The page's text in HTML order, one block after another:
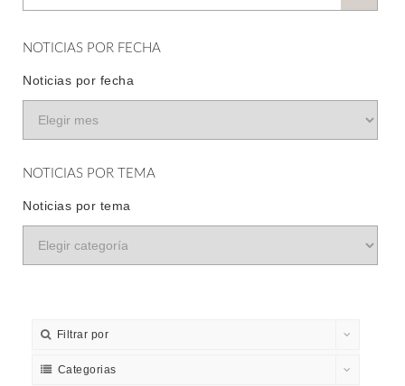
NOTICIAS POR FECHA
Noticias por fecha
NOTICIAS POR TEMA
Noticias por tema
Filtrar por
Categorias